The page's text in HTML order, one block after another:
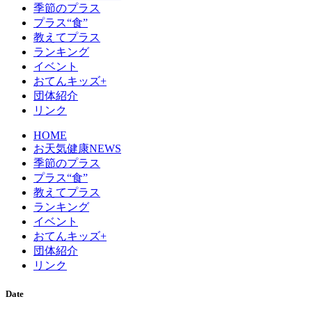
季節のプラス
プラス“食”
教えてプラス
ランキング
イベント
おてんキッズ+
団体紹介
リンク
HOME
お天気健康NEWS
季節のプラス
プラス“食”
教えてプラス
ランキング
イベント
おてんキッズ+
団体紹介
リンク
Date